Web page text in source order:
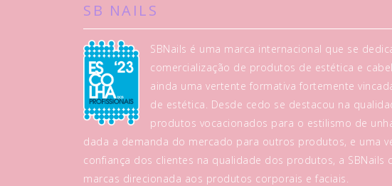
SB NAILS
SBNails é uma marca internacional que se
comercialização de produtos de estética e
ainda uma vertente formativa fortemente
de estética. Desde cedo se destacou na
produtos vocacionados para o estilismo de
dada a demanda do mercado para outros produtos, e uma
confiança dos clientes na qualidade dos produtos, a SBNails
marcas direcionada aos produtos corporais e faciais.